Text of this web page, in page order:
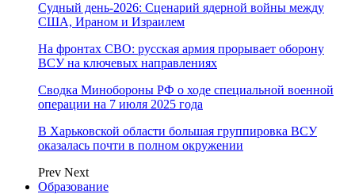
Судный день-2026: Сценарий ядерной войны между
США, Ираном и Израилем
На фронтах СВО: русская армия прорывает оборону
ВСУ на ключевых направлениях
Сводка Минобороны РФ о ходе специальной военной
операции на 7 июля 2025 года
В Харьковской области большая группировка ВСУ
оказалась почти в полном окружении
Prev Next
Образование